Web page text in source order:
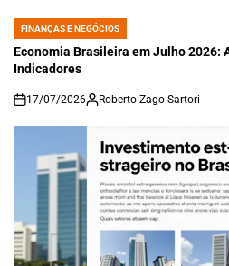
POSTED
IN
FINANÇAS E NEGÓCIOS
Economia Brasileira em Julho 2026:
Indicadores
on
17/07/2026 Roberto Zago Sartori